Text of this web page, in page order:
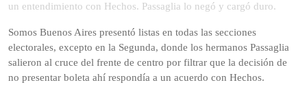
un entendimiento con Hechos. Passaglia lo negó y cargó duro.
Somos Buenos Aires presentó listas en todas las secciones
electorales, excepto en la Segunda, donde los hermanos Passaglia
salieron al cruce del frente de centro por filtrar que la decisión de
no presentar boleta ahí respondía a un acuerdo con Hechos.